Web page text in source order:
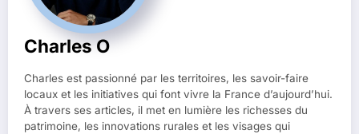
Charles O
Charles est passionné par les territoires, les savoir-faire
locaux et les initiatives qui font vivre la France d’aujourd’hui.
À travers ses articles, il met en lumière les richesses du
patrimoine, les innovations rurales et les visages qui